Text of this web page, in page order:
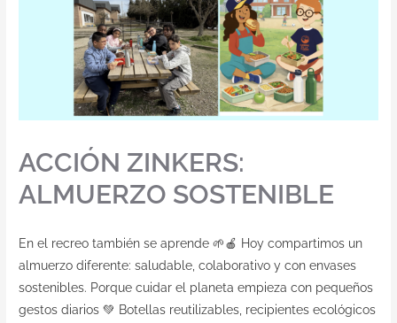
ACCIÓN ZINKERS:
ALMUERZO SOSTENIBLE
En el recreo también se aprende 🌱🍎 Hoy compartimos un
almuerzo diferente: saludable, colaborativo y con envases
sostenibles. Porque cuidar el planeta empieza con pequeños
gestos diarios 💚 Botellas reutilizables, recipientes ecológicos